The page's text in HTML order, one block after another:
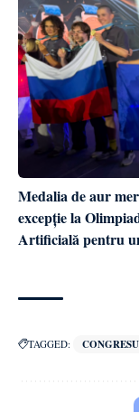
Medalia de aur
excepție la
Artificială pentru
TAGGED: